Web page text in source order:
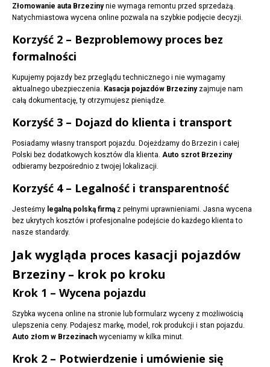
Złomowanie auta Brzezinynie wymaga remontu przed sprzedażą.
Natychmiastowa wycena online pozwala na szybkie podjęcie decyzji.
Korzyść 2 – Bezproblemowy proces bez
formalności
Kupujemy pojazdy bez przeglądu technicznego i nie wymagamy
aktualnego ubezpieczenia. Kasacja pojazdów Brzezinyzajmuje nam
całą dokumentację, ty otrzymujesz pieniądze.
Korzyść 3 – Dojazd do klienta i transport
Posiadamy własny transport pojazdu. Dojeżdżamy do Brzezin i całej
Polski bez dodatkowych kosztów dla klienta. Auto szrot Brzeziny
odbieramy bezpośrednio z twojej lokalizacji.
Korzyść 4 – Legalność i transparentność
Jesteśmy legalną polską firmą z pełnymi uprawnieniami. Jasna wycena
bez ukrytych kosztów i profesjonalne podejście do każdego klienta to
nasze standardy.
Jak wygląda proces kasacji pojazdów
Brzeziny – krok po kroku
Krok 1 – Wycena pojazdu
Szybka wycena online na stronie lub formularz wyceny z możliwością
ulepszenia ceny. Podajesz markę, model, rok produkcji i stan pojazdu.
Auto złom w Brzezinach wyceniamy w kilka minut.
Krok 2 – Potwierdzenie i umówienie się